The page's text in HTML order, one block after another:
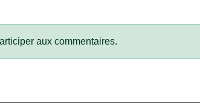
aux commentaires.